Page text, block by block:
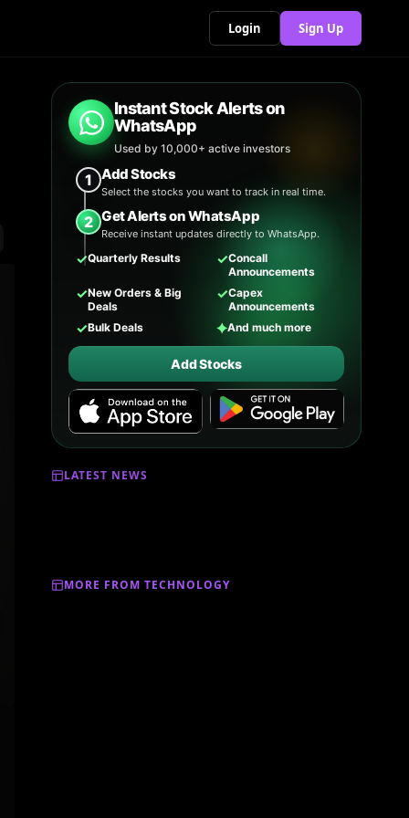
Login Sign Up
Instant Stock Alerts on
WhatsApp
Used by 10,000+ active investors
1 Add Stocks
Select the stocks you want to track in real time.
2 Get Alerts on WhatsApp
Receive instant updates directly to WhatsApp.
✓Quarterly Results ✓Concall
Announcements
✓New Orders & Big
Deals
✓Capex
Announcements
✓Bulk Deals ✦And much more
Add Stocks
LATEST NEWS
MORE FROM TECHNOLOGY